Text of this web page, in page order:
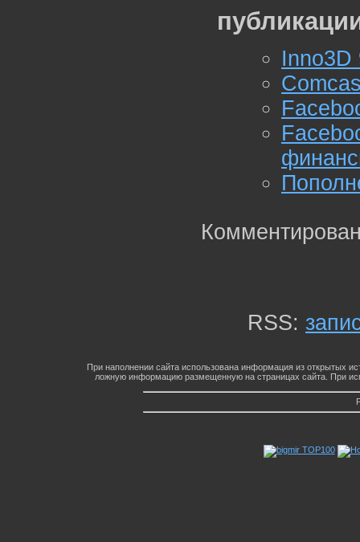
Inno3D
RSS:
При наполнении сайта использована информация из открытых
ложную информацию размещенную на страницах сайта. При